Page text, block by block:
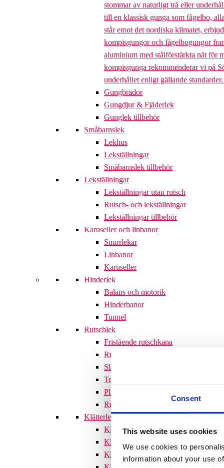
Consent
This website uses cookies
We use cookies to
information about your use
stommar av naturligt trä eller
till en klassisk gunga som fågelbo,
står emot det nordiska klimatet,
kompisgungor och fågelbogungor
aluminium med stålförstärkta nät för
kompisgunga rekommenderar vi på
underhållet enligt gällande
Gungbrädor
Gungdjur & Fjäderlek
Gunglek tillbehör
Småbarnslek
Lekhus
Lekställningar
Småbarnslek tillbehör
Lekställningar
Lekställningar utan rutsch
Rutsch- och lekställningar
Lekställningar tillbehör
Karuseller och linbanor
Snurrlekar
Linbanor
Karuseller
Hinderlek
Balans och motorik
Hinderbanor
Tunnel
Rutschlek
Fristående rutschkana
Rutschkanor till lekställningar
Släntrutschkana
Terrängtrappor
Plattformar
Rutschlek tillbehör
Klätterlek
Klätterställningar
Klätterställning med rutschkana
Klätternät